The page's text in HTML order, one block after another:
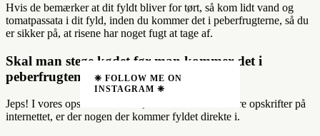
Hvis de bemærker at dit fyldt bliver for tørt, så kom lidt vand og
tomatpassata i dit fyld, inden du kommer det i peberfrugterne, så du
er sikker på, at risene har noget fugt at tage af.
Skal man stege kødet før man kommer det i
peberfrugten?
Jeps! I vores opskrift skal man, men finder man andre opskrifter på
internettet, er der nogen der kommer fyldet direkte i.
❈ FOLLOW ME ON
INSTAGRAM ❈